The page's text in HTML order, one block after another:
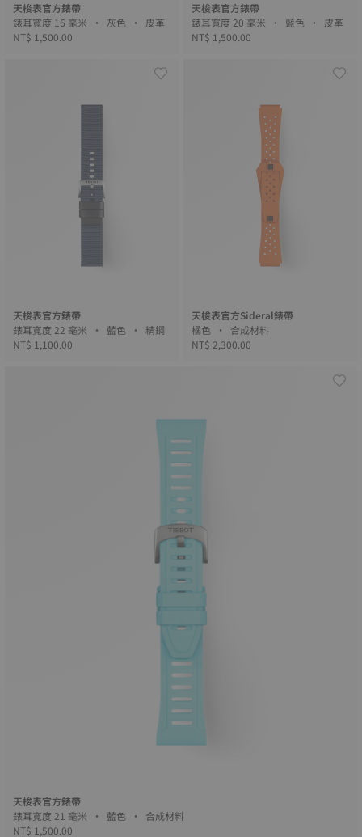
天梭表官方錶帶
錶耳寬度 16 毫米 • 灰色 • 皮革
NT$ 1,500.00
天梭表官方錶帶
錶耳寬度 20 毫米 • 藍色 • 皮革
NT$ 1,500.00
天梭表官方錶帶
錶耳寬度 22 毫米 • 藍色 • 精鋼
NT$ 1,100.00
天梭表官方Sideral錶帶
橘色 • 合成材料
NT$ 2,300.00
天梭表官方錶帶
錶耳寬度 21 毫米 • 藍色 • 合成材料
NT$ 1,500.00